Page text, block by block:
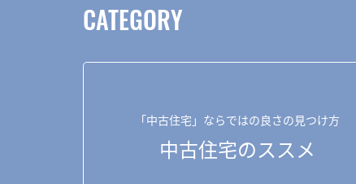
CATEGORY
「中古住宅」ならではの良さの見つけ方
中古住宅のススメ